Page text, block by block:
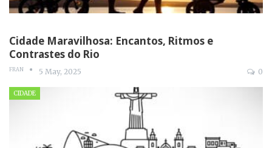
Cidade Maravilhosa: Encantos, Ritmos e
Contrastes do Rio
FRAN 5 May, 2025 0
CIDADE